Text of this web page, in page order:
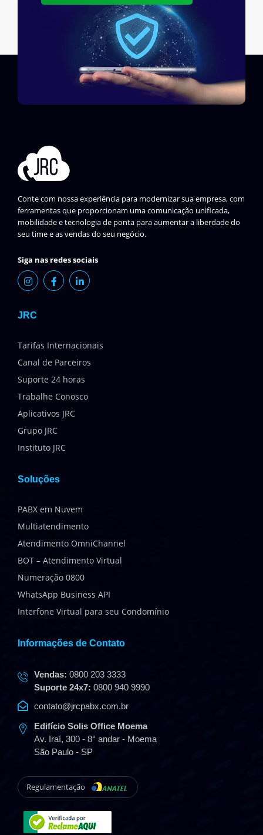
Conte com nossa experiência para modernizar sua empresa, com
ferramentas que proporcionam uma comunicação unificada,
mobilidade e tecnologia de ponta para aumentar a liberdade do
seu time e as vendas do seu negócio.
Siga nas redes sociais
JRC
Tarifas Internacionais
Canal de Parceiros
Suporte 24 horas
Trabalhe Conosco
Aplicativos JRC
Grupo JRC
Instituto JRC
Soluções
PABX em Nuvem
Multiatendimento
Atendimento OmniChannel
BOT – Atendimento Virtual
Numeração 0800
WhatsApp Business API
Interfone Virtual para seu Condomínio
Informações de Contato
Vendas: 0800 203 3333
Suporte 24x7: 0800 940 9990
contato@jrcpabx.com.br
Edifício Solis Office Moema
Av. Iraí, 300 - 8° andar - Moema
São Paulo - SP
Regulamentação